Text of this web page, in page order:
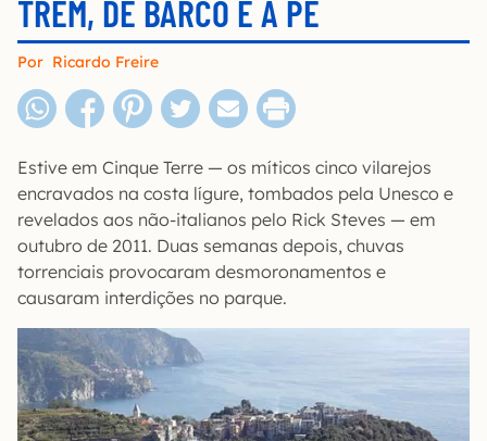
TREM, DE BARCO E A PÉ
Por Ricardo Freire
Estive em Cinque Terre — os míticos cinco vilarejos
encravados na costa lígure, tombados pela Unesco e
revelados aos não-italianos pelo Rick Steves — em
outubro de 2011. Duas semanas depois, chuvas
torrenciais provocaram desmoronamentos e
causaram interdições no parque.